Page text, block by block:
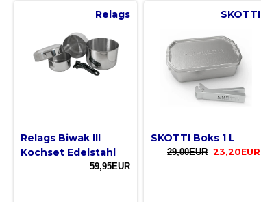
Relags
Relags Biwak III
Kochset Edelstahl
59,95EUR
SKOTTI
SKOTTI Boks 1 L
29,00EUR 23,20EUR